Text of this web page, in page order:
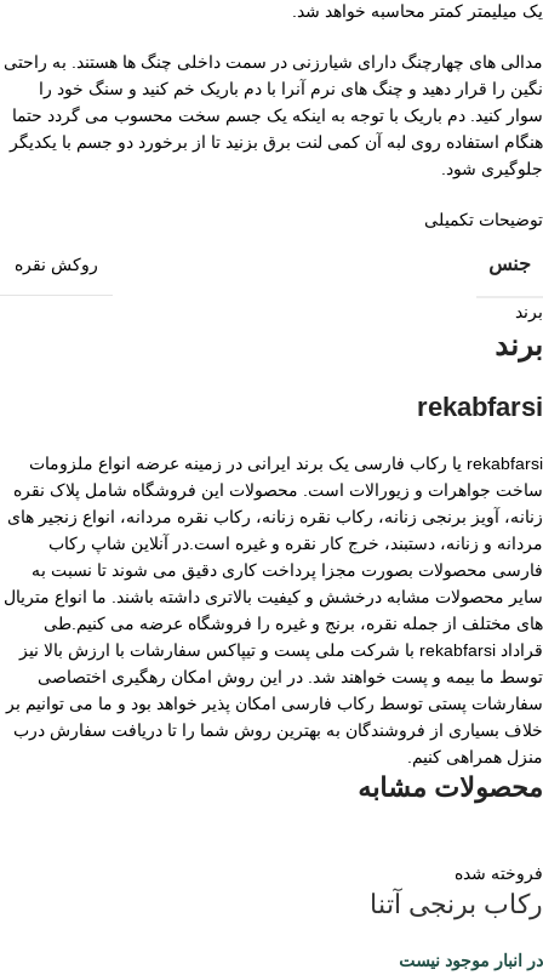
یک میلیمتر کمتر محاسبه خواهد شد.
مدالی های چهارچنگ دارای شیارزنی در سمت داخلی چنگ ها هستند. به راحتی
نگین را قرار دهید و چنگ های نرم آنرا با دم باریک خم کنید و سنگ خود را
سوار کنید. دم باریک با توجه به اینکه یک جسم سخت محسوب می گردد حتما
هنگام استفاده روی لبه آن کمی لنت برق بزنید تا از برخورد دو جسم با یکدیگر
جلوگیری شود.
توضیحات تکمیلی
جنس روکش نقره
برند
برند
rekabfarsi
rekabfarsi یا رکاب فارسی یک برند ایرانی در زمینه عرضه انواع ملزومات
ساخت جواهرات و زیورالات است. محصولات این فروشگاه شامل پلاک نقره
زنانه، آویز برنجی زنانه، رکاب نقره زنانه، رکاب نقره مردانه، انواع زنجیر های
مردانه و زنانه، دستبند، خرج کار نقره و غیره است.در آنلاین شاپ رکاب
فارسی محصولات بصورت مجزا پرداخت کاری دقیق می شوند تا نسبت به
سایر محصولات مشابه درخشش و کیفیت بالاتری داشته باشند. ما انواع متریال
های مختلف از جمله نقره، برنج و غیره را فروشگاه عرضه می کنیم.طی
قراداد rekabfarsi با شرکت ملی پست و تیپاکس سفارشات با ارزش بالا نیز
توسط ما بیمه و پست خواهند شد. در این روش امکان رهگیری اختصاصی
سفارشات پستی توسط رکاب فارسی امکان پذیر خواهد بود و ما می توانیم بر
خلاف بسیاری از فروشندگان به بهترین روش شما را تا دریافت سفارش درب
منزل همراهی کنیم.
محصولات مشابه
فروخته شده
رکاب برنجی آتنا
در انبار موجود نیست